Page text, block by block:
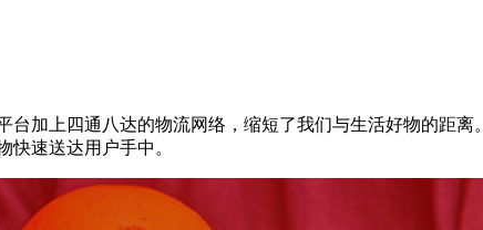
加上四通八达的物流网络，缩短了我们与生活好物的距离
速送达用户手中。